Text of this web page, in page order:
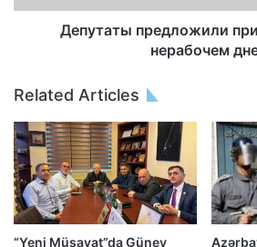
Депутаты предложили
нерабочем
Related Articles
“Yeni Müsavat”da Güney